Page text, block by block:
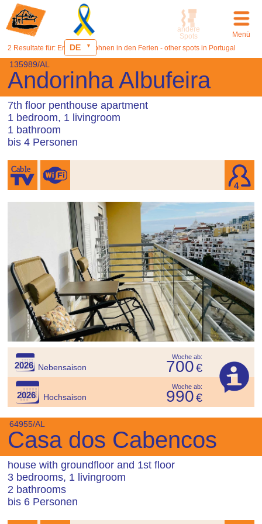
DE
2 Resultate für: Ericeira - Wohnen in den Ferien - other spots in Portugal
135989/AL
Andorinha Albufeira
7th floor penthouse apartment
1 bedroom, 1 livingroom
1 bathroom
bis 4 Personen
4
2026 Nebensaison
2026 Hochsaison
Woche ab:
700€
Woche ab:
990€
64955/AL
Casa dos Cabencos
house with groundfloor and 1st floor
3 bedrooms, 1 livingroom
2 bathrooms
bis 6 Personen
andere
Spots
Menü